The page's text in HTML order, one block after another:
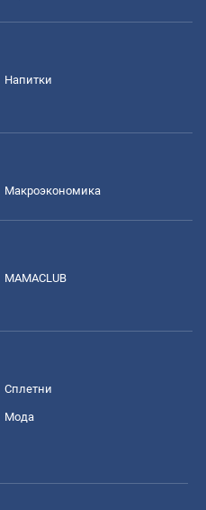
Напитки
Mакроэкономика
MAMACLUB
Сплетни
Мода